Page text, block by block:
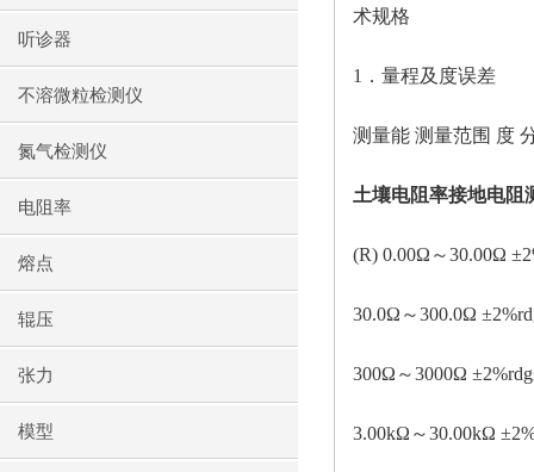
听诊器
不溶微粒检测仪
氮气检测仪
电阻率
熔点
辊压
张力
模型
术规格
1．量程及度误差
测量能 测量范围 度
土壤电阻率接地电阻
(R) 0.00Ω～30.00Ω
30.0Ω～300.0Ω
300Ω～3000Ω
3.00kΩ～30.00kΩ